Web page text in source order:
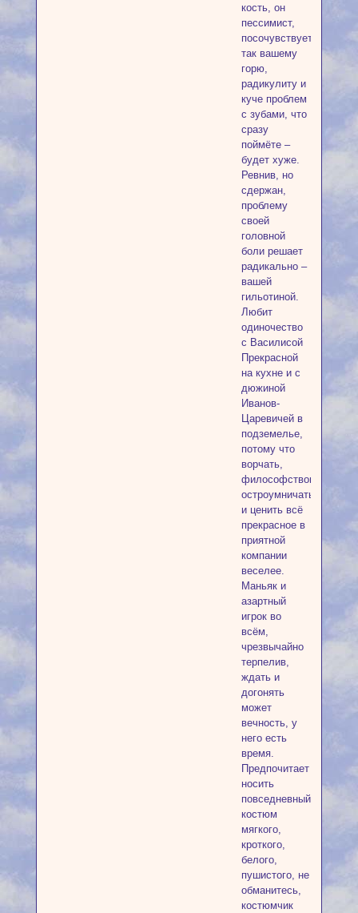
кость, он
пессимист,
посочувствует
так вашему
горю,
радикулиту и
куче проблем
с зубами, что
сразу
поймёте –
будет хуже.
Ревнив, но
сдержан,
проблему
своей
головной
боли решает
радикально –
вашей
гильотиной.
Любит
одиночество
с Василисой
Прекрасной
на кухне и с
дюжиной
Иванов-
Царевичей в
подземелье,
потому что
ворчать,
философствовать,
остроумничать
и ценить всё
прекрасное в
приятной
компании
веселее.
Маньяк и
азартный
игрок во
всём,
чрезвычайно
терпелив,
ждать и
догонять
может
вечность, у
него есть
время.
Предпочитает
носить
повседневный
костюм
мягкого,
кроткого,
белого,
пушистого, не
обманитесь,
костюмчик